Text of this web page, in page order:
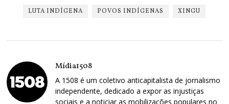
LUTA INDÍGENA POVOS INDÍGENAS XINGU
Mídia1508
A 1508 é um coletivo anticapitalista de jornalismo
independente, dedicado a expor as injustiças
sociais e a noticiar as mobilizações populares no